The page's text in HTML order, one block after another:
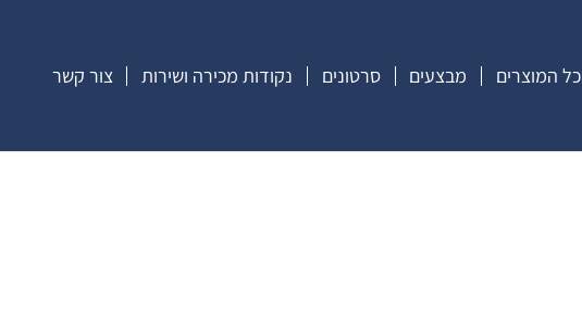
כל המוצרים מבצעים סרטונים נקודות מכירה ושירות צור קשר